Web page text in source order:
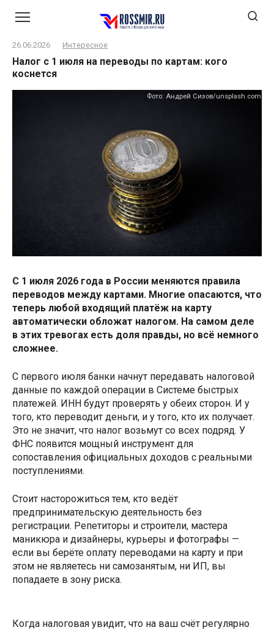
26.06.2026 Интересное
Налог с 1 июля на переводы по картам: кого
коснется
Фото: Андрей Сизов/unsplash.com
С 1 июля 2026 года в России меняются правила
переводов между картами. Многие опасаются, что
теперь любой входящий платёж на карту
автоматически обложат налогом. На самом деле
в этих тревогах есть доля правды, но всё немного
сложнее.
С первого июля банки начнут передавать налоговой
данные по каждой операции в Системе быстрых
платежей. ИНН будут проверять у обеих сторон. И у
того, кто переводит деньги, и у того, кто их получает.
Это не значит, что налог возьмут со всех подряд. У
ФНС появится мощный инструмент для
сопоставления официальных доходов с реальными
поступлениями.
Стоит насторожиться тем, кто ведёт
предпринимательскую деятельность без
регистрации. Репетиторы и строители, мастера
маникюра и дизайнеры, курьеры и фотографы —
если вы берёте оплату переводами на карту и при
этом не являетесь ни самозанятым, ни ИП, вы
попадаете в зону риска.
Когда налоговая увидит, что на ваш счёт регулярно